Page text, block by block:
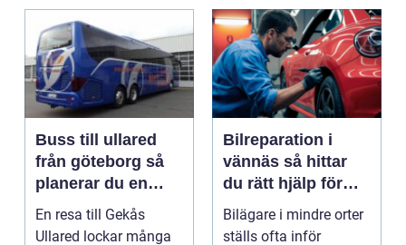
Buss till ullared
från göteborg så
planerar du en
smidig
shoppingdag
En resa till Gekås
Ullared lockar många
Bilreparation i
vännäs så hittar
du rätt hjälp för
din bil
Bilägare i mindre orter
ställs ofta inför